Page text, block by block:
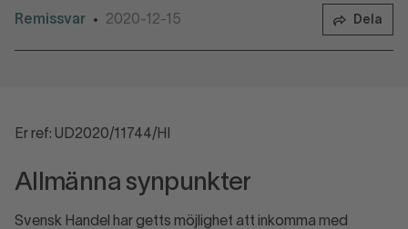
Remissvar • 2020-12-15 Dela
Er ref: UD2020/11744/HI
Allmänna synpunkter
Svensk Handel har getts möjlighet att inkomma med